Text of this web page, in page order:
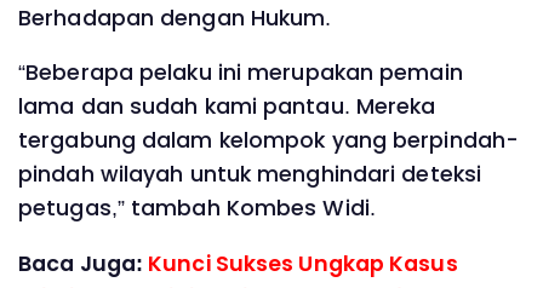
Berhadapan dengan Hukum.
“Beberapa pelaku ini merupakan pemain
lama dan sudah kami pantau. Mereka
tergabung dalam kelompok yang berpindah-
pindah wilayah untuk menghindari deteksi
petugas,” tambah Kombes Widi.
Baca Juga: Kunci Sukses Ungkap Kasus